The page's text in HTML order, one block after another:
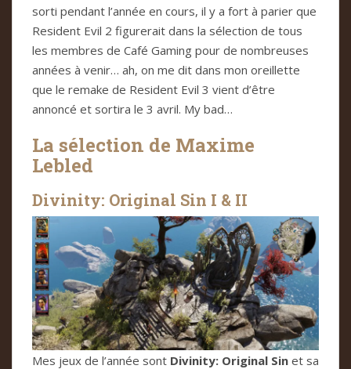
sorti pendant l’année en cours, il y a fort à parier que
Resident Evil 2 figurerait dans la sélection de tous
les membres de Café Gaming pour de nombreuses
années à venir… ah, on me dit dans mon oreillette
que le remake de Resident Evil 3 vient d’être
annoncé et sortira le 3 avril. My bad…
La sélection de Maxime
Lebled
Divinity: Original Sin I & II
Mes jeux de l’année sont Divinity: Original Sin et sa